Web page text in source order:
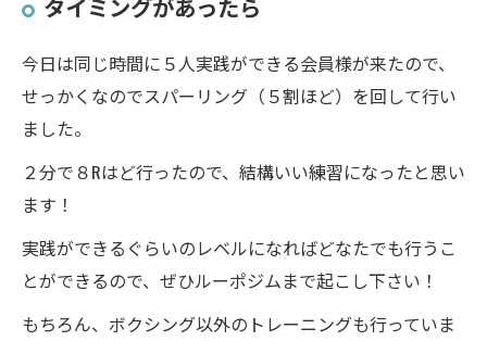
タイミングがあったら
今日は同じ時間に５人実践ができる会員様が来たので、
せっかくなのでスパーリング（５割ほど）を回して行い
ました。
２分で８Rはど行ったので、結構いい練習になったと思い
ます！
実践ができるぐらいのレベルになればどなたでも行うこ
とができるので、ぜひルーポジムまで起こし下さい！
もちろん、ボクシング以外のトレーニングも行っていま